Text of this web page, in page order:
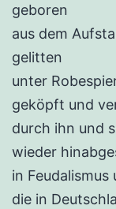
geboren
aus dem
gelitten
unter
geköpft und
durch ihn und
wieder
in Feudalismus
die in